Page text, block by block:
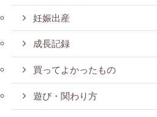
妊娠出産
成長記録
買ってよかったもの
遊び・関わり方